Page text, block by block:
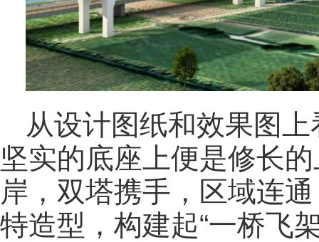
从设计图纸和效果图
坚实的底座上便是修长
岸，双塔携手，区域连
特造型，构建起“一桥飞